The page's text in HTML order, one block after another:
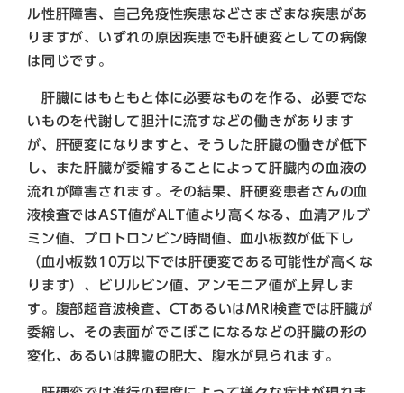
ル性肝障害、自己免疫性疾患などさまざまな疾患があ
りますが、いずれの原因疾患でも肝硬変としての病像
は同じです。
肝臓にはもともと体に必要なものを作る、必要でな
いものを代謝して胆汁に流すなどの働きがあります
が、肝硬変になりますと、そうした肝臓の働きが低下
し、また肝臓が委縮することによって肝臓内の血液の
流れが障害されます。その結果、肝硬変患者さんの血
液検査ではAST値がALT値より高くなる、血清アルブ
ミン値、プロトロンビン時間値、血小板数が低下し
（血小板数10万以下では肝硬変である可能性が高くな
ります）、ビリルビン値、アンモニア値が上昇しま
す。腹部超音波検査、CTあるいはMRI検査では肝臓が
委縮し、その表面がでこぼこになるなどの肝臓の形の
変化、あるいは脾臓の肥大、腹水が見られます。